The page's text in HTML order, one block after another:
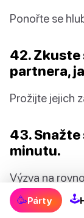
Ponořte se
42. Zkuste
partnera,
Prožijte jejich
43. Snažte
minutu.
Výzva na
44.
🥳Párty 🕹